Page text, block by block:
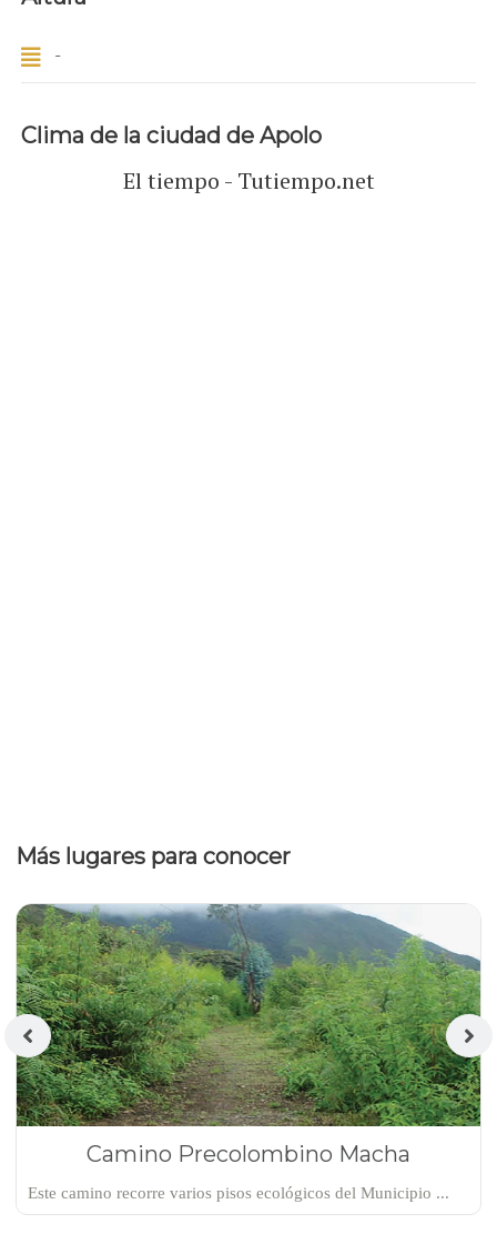
-
Clima de la ciudad de Apolo
El tiempo - Tutiempo.net
Más lugares para conocer
Camino Precolombino Macha
Este camino recorre varios pisos ecológicos del Municipio ...